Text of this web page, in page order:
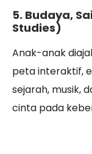
5. Budaya,
Studies)
Anak-anak
peta interaktif,
sejarah, musik,
cinta pada